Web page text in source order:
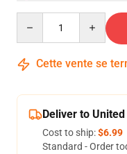
Cette vente se
Deliver to
Cost to ship:$6.99
Standard - Order